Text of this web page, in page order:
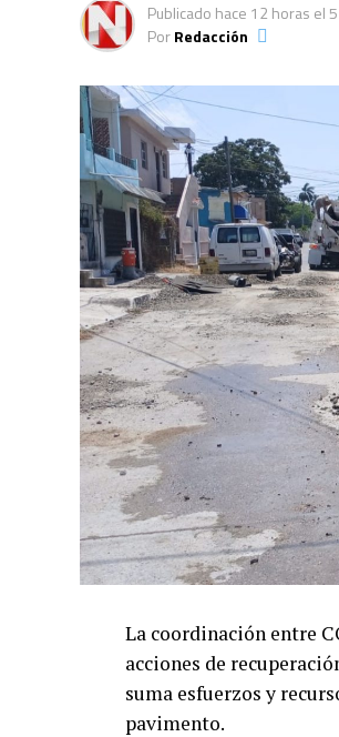
Publicado hace 12 horas el
PorRedacción
La coordinación entre
acciones de
suma esfuerzos y
pavimento.